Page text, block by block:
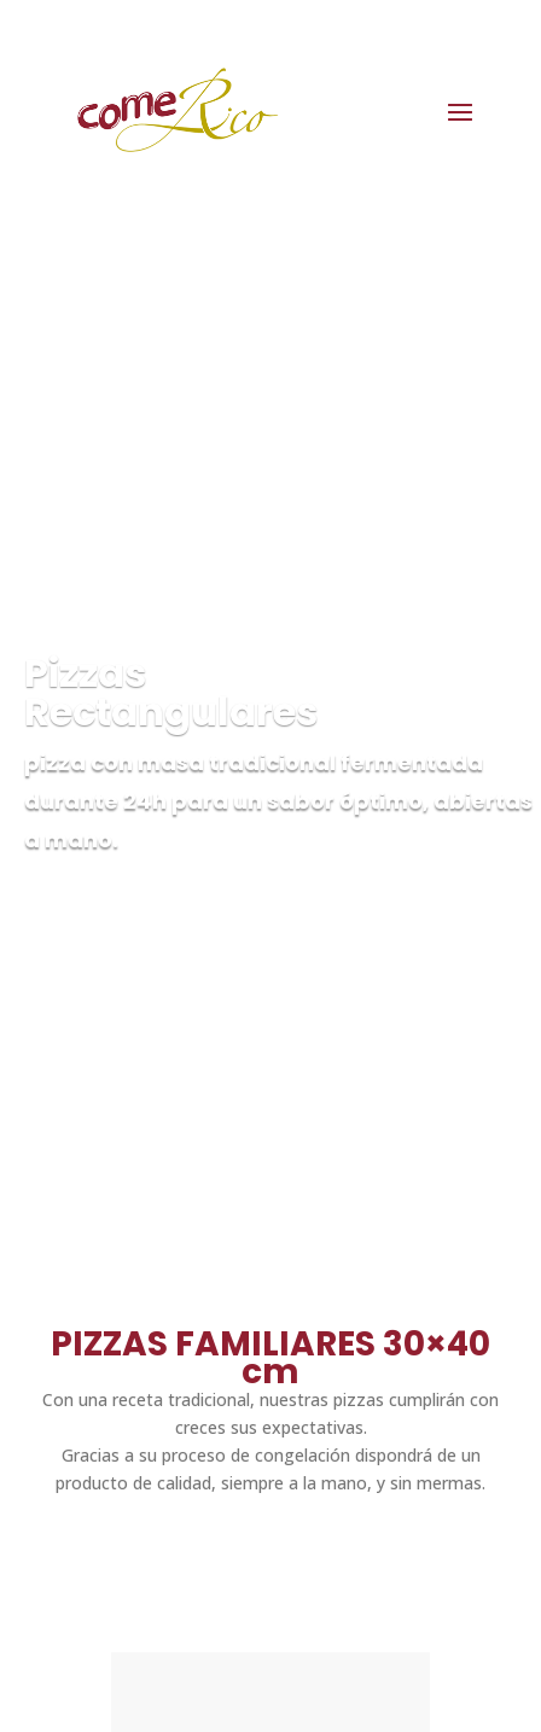
Pizzas
Rectangulares
pizza con masa tradicional fermentada
durante 24h para un sabor óptimo, abiertas
a mano.
PIZZAS FAMILIARES 30×40
cm
Con una receta tradicional, nuestras pizzas cumplirán con
creces sus expectativas.
Gracias a su proceso de congelación dispondrá de un
producto de calidad, siempre a la mano, y sin mermas.